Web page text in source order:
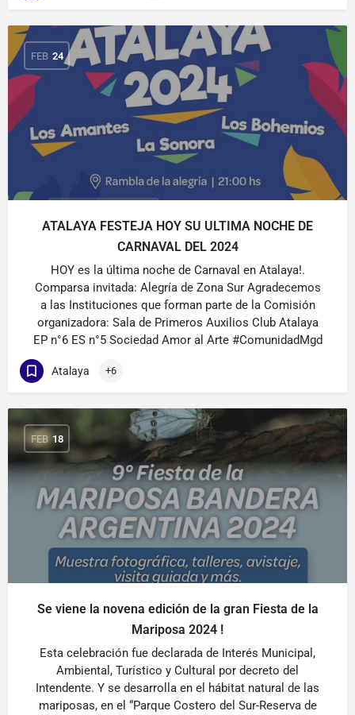
FEB 24
ATALAYA FESTEJA HOY SU ULTIMA NOCHE DE
CARNAVAL DEL 2024
HOY es la última noche de Carnaval en Atalaya!.
Comparsa invitada: Alegría de Zona Sur Agradecemos
a las Instituciones que forman parte de la Comisión
organizadora: Sala de Primeros Auxilios Club Atalaya
EP n°6 ES n°5 Sociedad Amor al Arte #ComunidadMgd
Atalaya +6
FEB 18
Se viene la novena edición de la gran Fiesta de la
Mariposa 2024 !
Esta celebración fue declarada de Interés Municipal,
Ambiental, Turístico y Cultural por decreto del
Intendente. Y se desarrolla en el hábitat natural de las
mariposas, en el “Parque Costero del Sur-Reserva de